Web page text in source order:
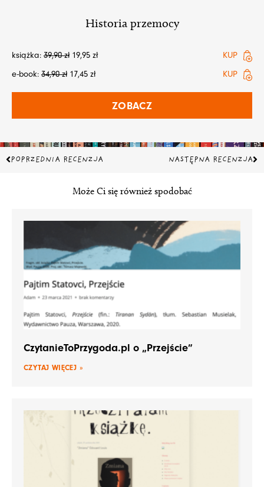
Historia przemocy
książka: 39,90zł 19,95 zł
KUP
e-book: 34,90zł 17,45 zł KUP
ZOBACZ
Prev
POPRZEDNIA RECENZJA NASTĘPNA RECENZJA
Może Ci się również spodobać
CzytanieToPrzygoda.pl o „Przejście”
CZYTAJ WIĘCEJ »